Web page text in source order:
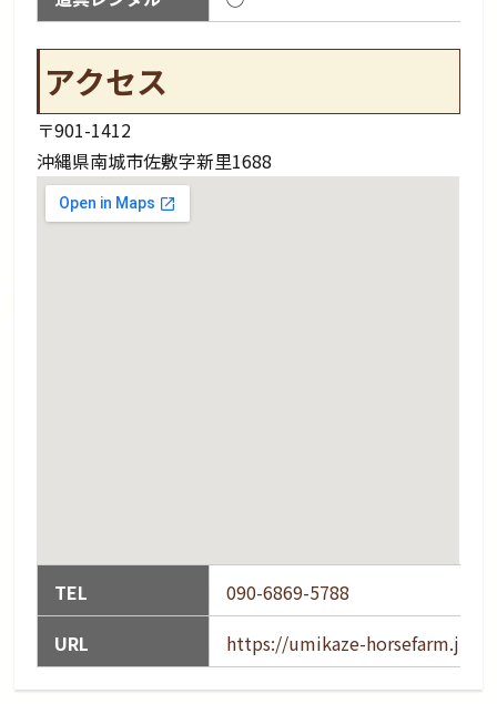
アクセス
〒901-1412
沖縄県南城市佐敷字新里1688
TEL
090-6869-5788
URL
https://umikaze-